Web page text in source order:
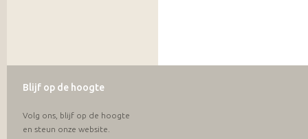
Blijf op de hoogte
Volg ons, blijf op de hoogte
en steun onze website.